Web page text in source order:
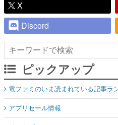
ピックアップ
電ファミのいま読まれている記事ラン
アプリセール情報
インタビュー
連載・特集一覧